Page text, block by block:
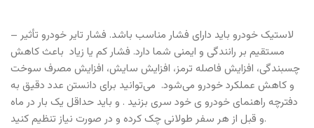
– لاستیک خودرو باید دارای فشار مناسب باشد. فشار تایر خودرو تأثیر
مستقیم بر رانندگی و ایمنی شما دارد. فشار کم یا زیاد باعث کاهش
چسبندگی، افزایش فاصله ترمز، افزایش سایش، افزایش مصرف سوخت
و کاهش عملکرد خودرو می‌شود. می‌توانید برای دانستن عدد دقیق به
دفترچه راهنمای خودرو ی خود سری بزنید . و باید حداقل یک بار در ماه
و قبل از هر سفر طولانی چک کرده و در صورت نیاز تنظيم کنید.